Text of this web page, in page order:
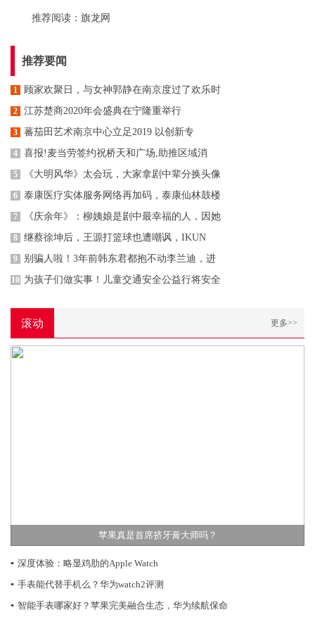
推荐阅读： 旗龙网
推荐要闻
1 顾家欢聚日，与女神郭静在南京度过了欢乐时
2 江苏楚商2020年会盛典在宁隆重举行
3 蕃茄田艺术南京中心立足2019 以创新专
4 喜报!麦当劳签约祝桥天和广场,助推区域消
5 《大明风华》太会玩，大家拿剧中辈分换头像
6 泰康医疗实体服务网络再加码，泰康仙林鼓楼
7 《庆余年》：柳姨娘是剧中最幸福的人，因她
8 继蔡徐坤后，王源打篮球也遭嘲讽，IKUN
9 别骗人啦！3年前韩东君都抱不动李兰迪，进
10 为孩子们做实事！儿童交通安全公益行将安全
滚动 更多>>
苹果真是首席挤牙膏大师吗？
▪ 深度体验：略显鸡肋的Apple Watch
▪ 手表能代替手机么？华为watch2评测
▪ 智能手表哪家好？苹果完美融合生态，华为续航保命